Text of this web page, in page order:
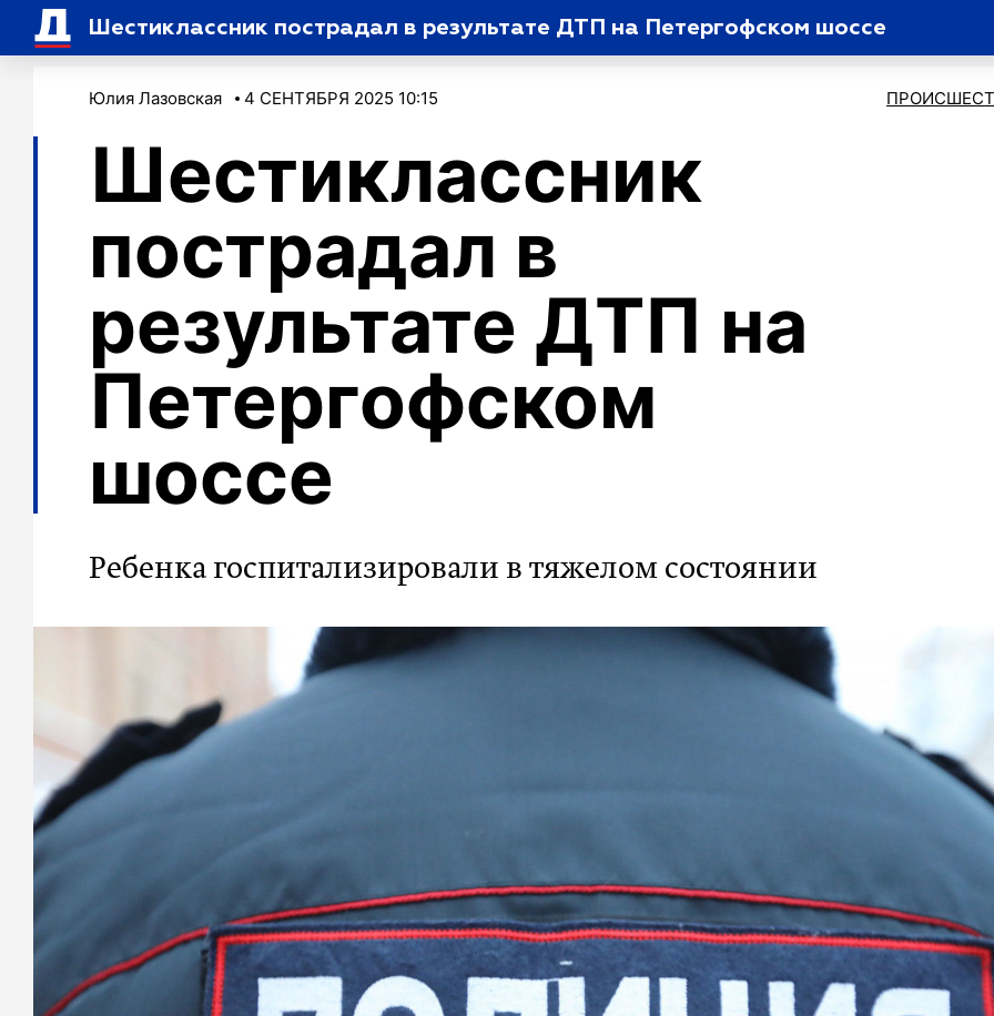
Шестиклассник пострадал в результате ДТП на Петергофском шоссе
Юлия Лазовская 4 СЕНТЯБРЯ 2025 10:15
Шестиклассник
пострадал в
результате ДТП на
Петергофском
шоссе
Ребенка госпитализировали в тяжелом состоянии